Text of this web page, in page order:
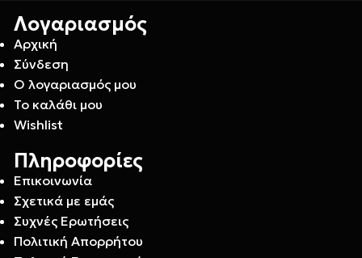
Λογαριασμός
Αρχική
Σύνδεση
Ο λογαριασμός μου
Το καλάθι μου
Wishlist
Πληροφορίες
Επικοινωνία
Σχετικά με εμάς
Συχνές Ερωτήσεις
Πολιτική Απορρήτου